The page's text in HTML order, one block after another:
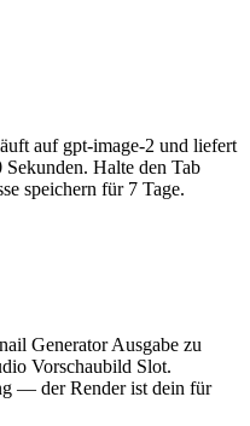
auf gpt-image-2 und liefert
Halte den Tab
speichern für 7 Tage.
Generator Ausgabe zu
Vorschaubild Slot.
— der Render ist dein für